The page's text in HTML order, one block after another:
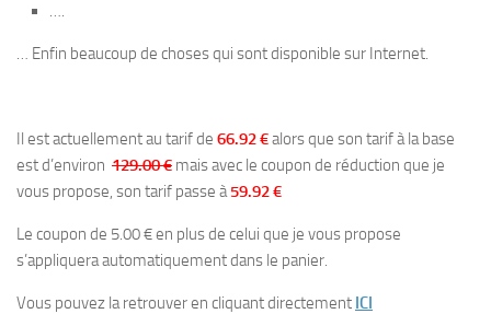
….
… Enfin beaucoup de choses qui sont disponible sur Internet.
Il est actuellement au tarif de 66.92 €alors que son tarif à la base
est d’environ 129.00 € mais avec le coupon de réduction que je
vous propose, son tarif passe à59.92 €
Le coupon de 5.00 € en plus de celui que je vous propose
s’appliquera automatiquement dans le panier.
Vous pouvez la retrouver en cliquant directement ICI